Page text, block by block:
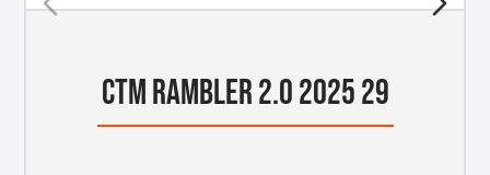
CTM RAMBLER 2.0 2025 29